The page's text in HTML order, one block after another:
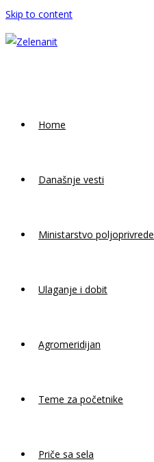
Skip to content
Home
Današnje vesti
Ministarstvo poljoprivrede
Ulaganje i dobit
Agromeridijan
Teme za početnike
Priče sa sela